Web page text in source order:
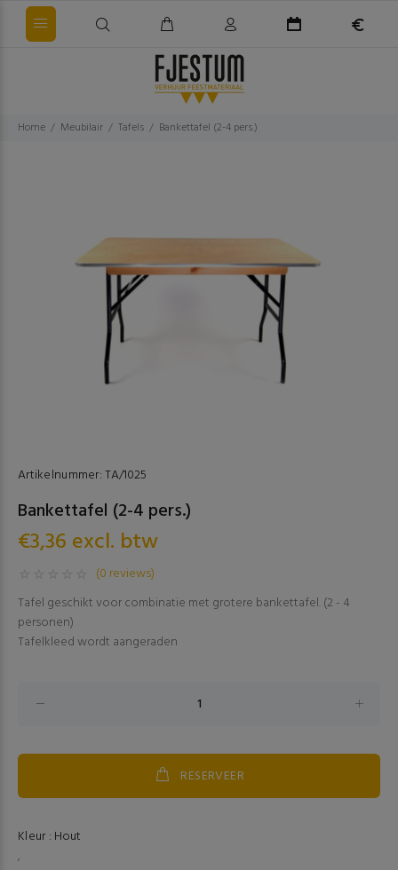
Home Meubilair Tafels Bankettafel (2-4 pers.)
Artikelnummer:TA/1025
Bankettafel (2-4 pers.)
€3,36 excl. btw
(0 reviews)
Tafel geschikt voor combinatie met grotere bankettafel. (2 - 4
personen)
Tafelkleed wordt aangeraden
RESERVEER
Kleur : Hout
,